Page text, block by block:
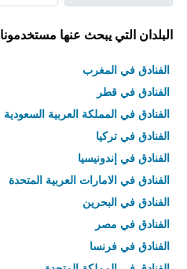
البلدان التي يبحث عنها مستخدمونا
الفنادق في المغرب
الفنادق في قطر
الفنادق في المملكة العربية السعودية
الفنادق في تركيا
الفنادق في إندونيسيا
الفنادق في الامارات العربية المتحدة
الفنادق في البحرين
الفنادق في مصر
الفنادق في فرنسا